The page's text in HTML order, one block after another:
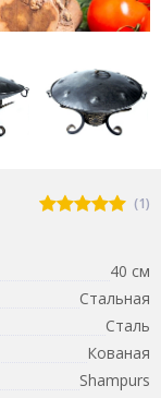
(1)
40 см
Стальная
Сталь
Кованая
Shampurs